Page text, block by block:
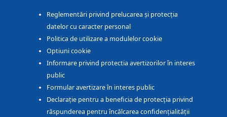
Reglementări privind prelucarea și protecția
datelor cu caracter personal
Politica de utilizare a modulelor cookie
Optiuni cookie
Informare privind protectia avertizorilor în interes
public
Formular avertizare în interes public
Declarație pentru a beneficia de protecția privind
răspunderea pentru încălcarea confidențialității